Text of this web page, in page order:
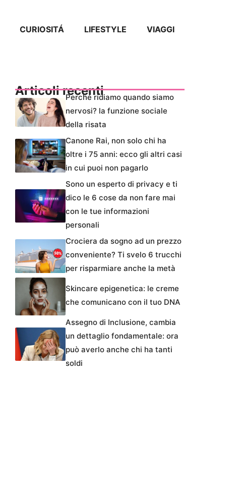
CURIOSITÁ LIFESTYLE VIAGGI
Articoli recentiPerché ridiamo quando siamo
nervosi? la funzione sociale
della risata
Canone Rai, non solo chi ha
oltre i 75 anni: ecco gli altri casi
in cui puoi non pagarlo
Sono un esperto di privacy e ti
dico le 6 cose da non fare mai
con le tue informazioni
personali
Crociera da sogno ad un prezzo
conveniente? Ti svelo 6 trucchi
per risparmiare anche la metà
Skincare epigenetica: le creme
che comunicano con il tuo DNA
Assegno di Inclusione, cambia
un dettaglio fondamentale: ora
può averlo anche chi ha tanti
soldi